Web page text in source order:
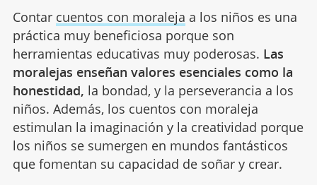
Contar cuentos con moraleja a los niños es una
práctica muy beneficiosa porque son
herramientas educativas muy poderosas. Las
moralejas enseñan valores esenciales como la
honestidad, la bondad, y la perseverancia a los
niños. Además, los cuentos con moraleja
estimulan la imaginación y la creatividad porque
los niños se sumergen en mundos fantásticos
que fomentan su capacidad de soñar y crear.